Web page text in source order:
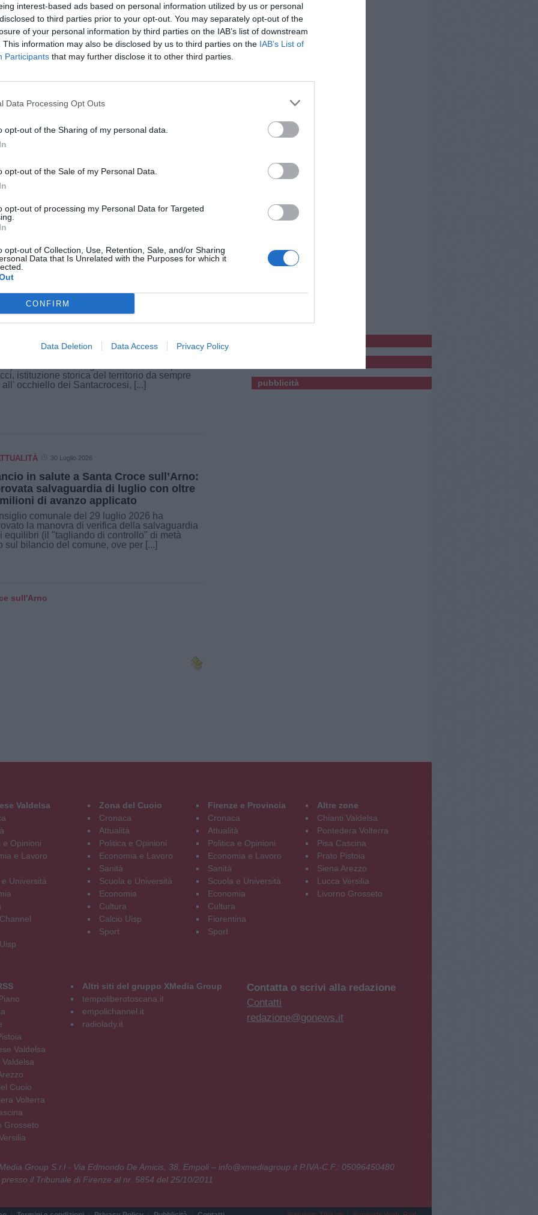
interest-based ads based on personal information utilized by us or personal
to third parties prior to your opt-out. You may separately opt-out of the
of your personal information by third parties on the IAB’s list of downstream
This information may also be disclosed by us to third parties on the IAB’s List of
Participants that may further disclose it to other third parties.
Data Processing Opt Outs
opt-out of the Sharing of my personal data.
opt-out of the Sale of my Personal Data.
opt-out of processing my Personal Data for Targeted
opt-out of Collection, Use, Retention, Sale, and/or Sharing
Data that Is Unrelated with the Purposes for which it
CONFIRM
Data Deletion Data Access Privacy Policy
stamani dal Comandante Provinciale
Giulio Duranti, che ha inteso formulare loro
al comando dei due importanti presidi della
ATTUALITÀ
in corso Mazzini per cittadini raggiunti
coattivo delle tasse comunali
bando per il recupero coattivo dei crediti dei
del comune di Santa Croce, opererà in corso
Santa Croce
istituzione storica del territorio da sempre
all' occhiello dei Santacrocesi, [...]
30 Luglio 2026
in salute a Santa Croce sull’Arno:
salvaguardia di luglio con oltre
di avanzo applicato
comunale del 29 luglio 2026 ha
la manovra di verifica della salvaguardia
equilibri (il "tagliando di controllo" di metà
sul bilancio del comune, ove per [...]
sull'Arno
pubblicità
Valdelsa
e Opinioni
e Lavoro
e Università
Zona del Cuoio
Cronaca
Attualità
Politica e Opinioni
Economia e Lavoro
Sanità
Scuola e Università
Economia
Cultura
Calcio Uisp
Sport
Firenze e Provincia
Cronaca
Attualità
Politica e Opinioni
Economia e Lavoro
Sanità
Scuola e Università
Economia
Cultura
Fiorentina
Sport
Altre zone
Chianti Valdelsa
Pontedera Volterra
Pisa Cascina
Prato Pistoia
Siena Arezzo
Lucca Versilia
Livorno Grosseto
Valdelsa
Valdelsa
Cuoio
Volterra
Grosseto
Altri siti del gruppo XMedia Group
tempoliberotoscana.it
empolichannel.it
radiolady.it
Contatta o scrivi alla redazione
Contatti
redazione@gonews.it
Group S.r.l - Via Edmondo De Amicis, 38, Empoli – info@xmediagroup.it P.IVA-C.F.: 05096450480
il Tribunale di Firenze al nr. 5854 del 25/10/2011